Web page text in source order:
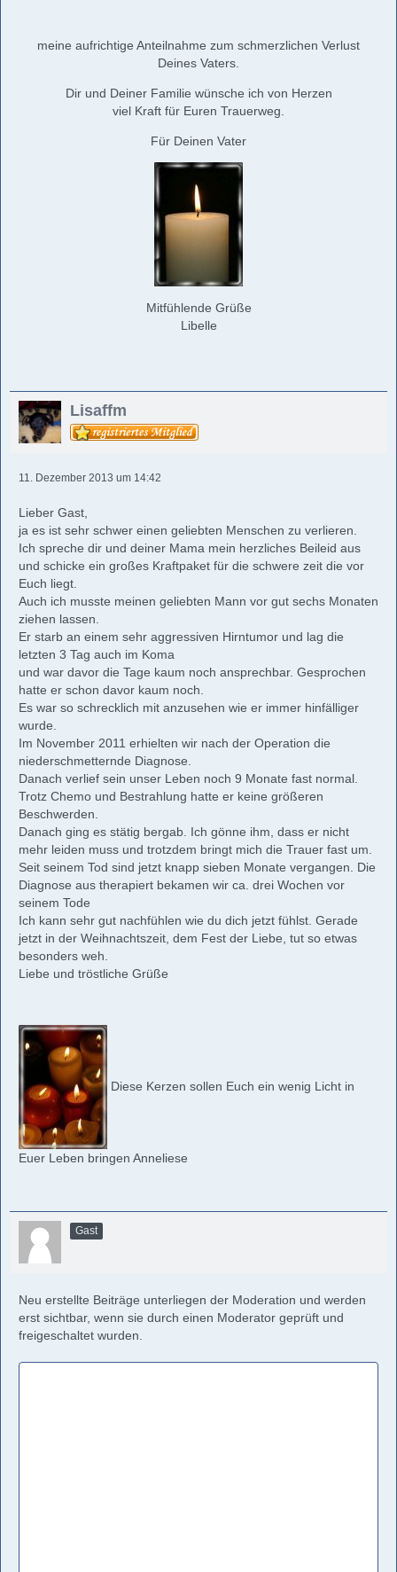
meine aufrichtige Anteilnahme zum schmerzlichen Verlust
Deines Vaters.
Dir und Deiner Familie wünsche ich von Herzen
viel Kraft für Euren Trauerweg.
Für Deinen Vater
Mitfühlende Grüße
Libelle
Lisaffm
11. Dezember 2013 um 14:42
Lieber Gast,
ja es ist sehr schwer einen geliebten Menschen zu verlieren.
Ich spreche dir und deiner Mama mein herzliches Beileid aus
und schicke ein großes Kraftpaket für die schwere zeit die vor
Euch liegt.
Auch ich musste meinen geliebten Mann vor gut sechs Monaten
ziehen lassen.
Er starb an einem sehr aggressiven Hirntumor und lag die
letzten 3 Tag auch im Koma
und war davor die Tage kaum noch ansprechbar. Gesprochen
hatte er schon davor kaum noch.
Es war so schrecklich mit anzusehen wie er immer hinfälliger
wurde.
Im November 2011 erhielten wir nach der Operation die
niederschmetternde Diagnose.
Danach verlief sein unser Leben noch 9 Monate fast normal.
Trotz Chemo und Bestrahlung hatte er keine größeren
Beschwerden.
Danach ging es stätig bergab. Ich gönne ihm, dass er nicht
mehr leiden muss und trotzdem bringt mich die Trauer fast um.
Seit seinem Tod sind jetzt knapp sieben Monate vergangen. Die
Diagnose aus therapiert bekamen wir ca. drei Wochen vor
seinem Tode
Ich kann sehr gut nachfühlen wie du dich jetzt fühlst. Gerade
jetzt in der Weihnachtszeit, dem Fest der Liebe, tut so etwas
besonders weh.
Liebe und tröstliche Grüße
Diese Kerzen sollen Euch ein wenig Licht in
Euer Leben bringen Anneliese
Gast
Neu erstellte Beiträge unterliegen der Moderation und werden
erst sichtbar, wenn sie durch einen Moderator geprüft und
freigeschaltet wurden.